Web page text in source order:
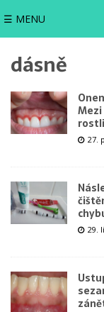
☰ MENU
dásně
27.
29.